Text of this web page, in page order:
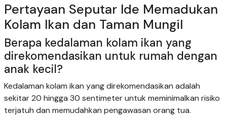
Pertayaan Seputar Ide Memadukan
Kolam Ikan dan Taman Mungil
Berapa kedalaman kolam ikan yang
direkomendasikan untuk rumah dengan
anak kecil?
Kedalaman kolam ikan yang direkomendasikan adalah
sekitar 20 hingga 30 sentimeter untuk meminimalkan risiko
terjatuh dan memudahkan pengawasan orang tua.